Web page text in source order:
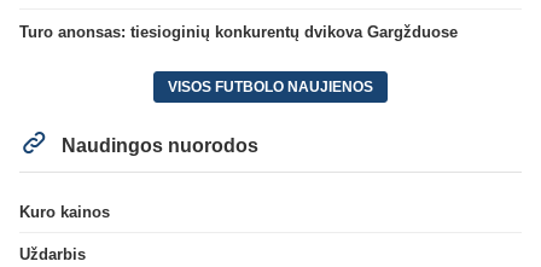
Turo anonsas: tiesioginių konkurentų dvikova Gargžduose
VISOS FUTBOLO NAUJIENOS
Naudingos nuorodos
Kuro kainos
Uždarbis